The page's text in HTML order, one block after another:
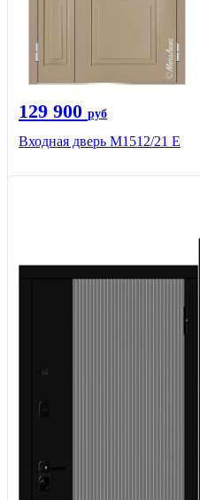
129 900 руб
Входная дверь М1512/21 Е